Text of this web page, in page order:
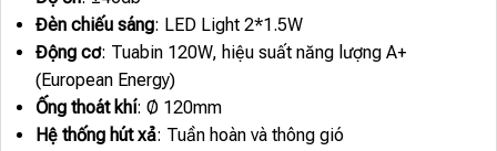
Đèn chiếu sáng: LED Light 2*1.5W
Động cơ: Tuabin 120W, hiệu suất năng lượng A+
(European Energy)
Ống thoát khí: Ø 120mm
Hệ thống hút xả: Tuần hoàn và thông gió